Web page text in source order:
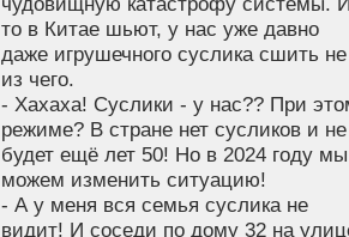
то в Китае шьют, у нас уже давно
даже игрушечного суслика сшить не
из чего.
- Хахаха! Суслики - у нас?? При
режиме? В стране нет сусликов и не
будет ещё лет 50! Но в 2024 году мы
можем изменить ситуацию!
- А у меня вся семья суслика не
видит! И соседи по дому 32 на